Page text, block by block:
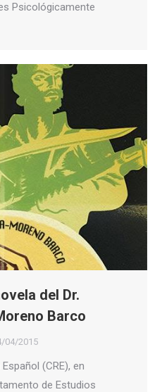
Psicológicamente
del Dr.
Barco
04/2015
(CRE), en
de Estudios